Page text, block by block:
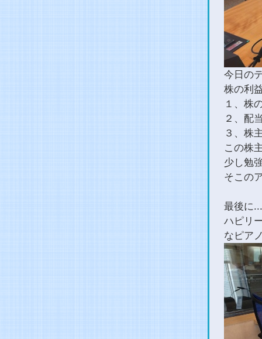
今日の
株の利
１、株
２、配
３、株
この株
少し勉
そこの
最後に...
ハピリ
なピア